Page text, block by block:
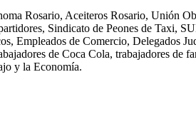
Rosario, Aceiteros Rosario, Unión
Sindicato de Peones de Taxi,
Empleados de Comercio, Delegados
de Coca Cola, trabajadores
y la Economía.